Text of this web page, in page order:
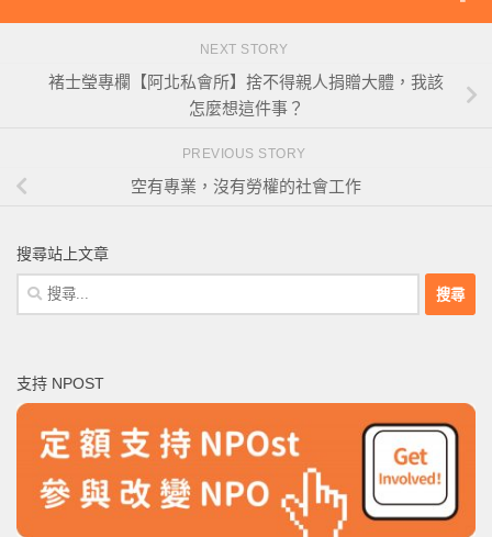
NEXT STORY
褚士瑩專欄【阿北私會所】捨不得親人捐贈大體，我該
怎麼想這件事？
PREVIOUS STORY
空有專業，沒有勞權的社會工作
搜尋站上文章
搜
尋
字:
支持 NPOST